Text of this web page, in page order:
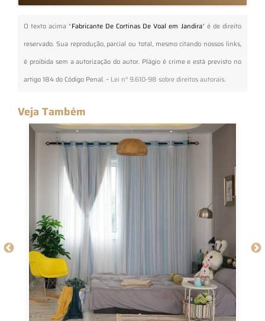
O texto acima "Fabricante De Cortinas De Voal em Jandira" é de direito
reservado. Sua reprodução, parcial ou total, mesmo citando nossos links,
é proibida sem a autorização do autor. Plágio é crime e está previsto no
artigo 184 do Código Penal. – Lei n° 9.610-98 sobre direitos autorais.
Veja Também